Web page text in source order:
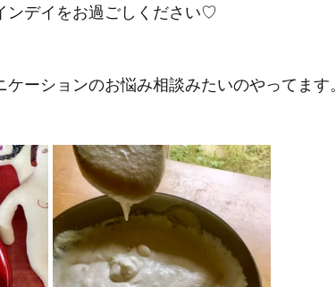
ンデイをお過ごしください♡
ーションのお悩み相談みたいのやってます。